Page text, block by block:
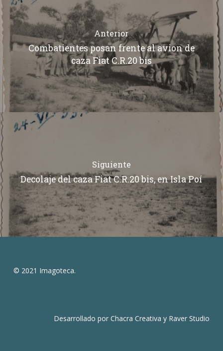
Anterior
Combatientes posan frente al avion de
caza Fiat C.R.20 bis
Siguiente
Decolaje del caza Fiat C.R.20 bis, en Isla Poí
© 2021 Imagoteca.
Desarrollado porChacra Creativa y Raver Studio